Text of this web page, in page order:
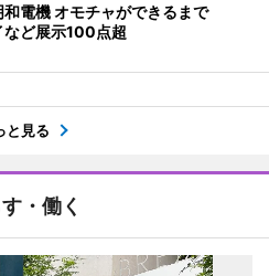
電機 オモチャができるまで
ど展示100点超
と見る
・働く